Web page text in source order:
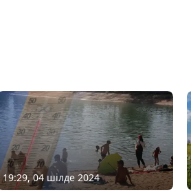
19:29, 04 шілде 2024